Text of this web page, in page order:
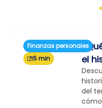
Finanzas personales
5 min
el
del